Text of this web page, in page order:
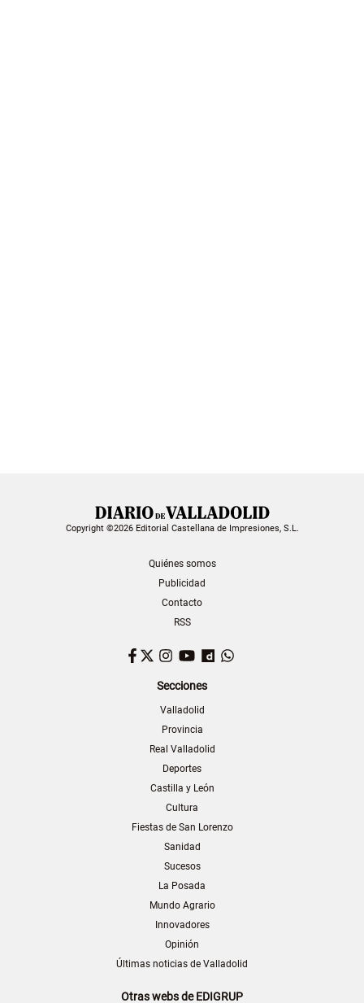
Copyright ©2026 Editorial Castellana de Impresiones, S.L.
Quiénes somos
Publicidad
Contacto
RSS
Facebook
TwitterInstagram
YouTubeDailymotion
Secciones
Valladolid
Provincia
Real Valladolid
Deportes
Castilla y León
Cultura
Fiestas de San Lorenzo
Sanidad
Sucesos
La Posada
Mundo Agrario
Innovadores
Opinión
Últimas noticias de Valladolid
Otras webs de EDIGRUP